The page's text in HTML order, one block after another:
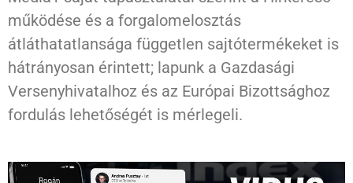
működése és a forgalomelosztás
átláthatatlansága független sajtótermékeket is
hátrányosan érintett; lapunk a Gazdasági
Versenyhivatalhoz és az Európai Bizottsághoz
fordulás lehetőségét is mérlegeli.